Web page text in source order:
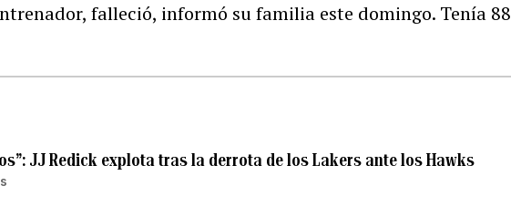
falleció, informó su familia este domingo. Tenía 88
JJ Redick explota tras la derrota de los Lakers ante los Hawks